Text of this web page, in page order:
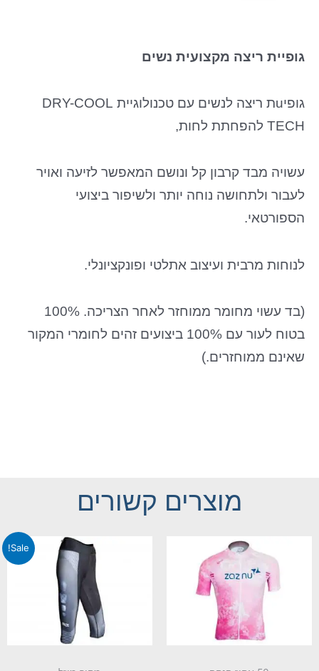
גופיית ריצה מקצועית נשים
גופיuת ריצה לנשים עם טכנולוגיית DRY-COOL
TECH להפחתת לחות,
עשויה מבד קרבון קל ונושם המאפשר לזיעה ואויר
לעבור ולתחושה נוחה יותר ולשיפור ביצועי
הספורטאי.
לנוחות מרבית ועיצוב אתלטי ופונקציונלי.
(בד עשוי מחומר ממוחזר לאחר הצריכה. 100%
בטוח לעור עם 100% ביצועים זהים לחומרי המקור
שאינם ממוחזרים.)
מוצרים קשורים
Sale!